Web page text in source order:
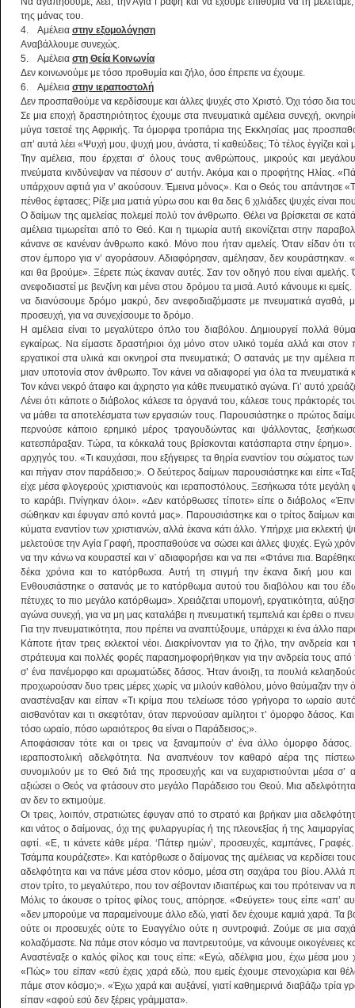
της μάνας του.
4. Αμέλεια στην εξομολόγηση
Αναβάλλουμε συνεχώς.
5. Αμέλεια στη Θεία Κοινωνία
Δεν κοινωνούμε με τόσο προθυμία και ζήλο, όσο έπρεπε να έχουμε.
6. Αμέλεια στην ιεραποστολή
Δεν προσπαθούμε να κερδίσουμε και άλλες ψυχές στο Χριστό. Όχι τόσο δια
Σε μια εποχή δραστηριότητος έχουμε στα πνευματικά αμέλεια συνεχή,
μύγα τσετσέ της Αφρικής. Τα όμορφα τροπάρια της Εκκλησίας μας
απ’ αυτά λέει «Ψυχή μου, ψυχή μου, ἀνάστα, τί καθεύδεις; Τὸ τέλος ἐγγίζει καὶ
Την αμέλεια, που έρχεται σ’ όλους τους ανθρώπους, μικρούς και
πνεύματα κινδύνεψαν να πέσουν σ’ αυτήν. Ακόμα και ο προφήτης Ηλίας.
υπάρχουν αφτιά για ν’ ακούσουν. Έμεινα μόνος». Και ο Θεός του απάντησε
πένθος έφτασες; Ρίξε μια ματιά γύρω σου και θα δεις 6 χιλιάδες ψυχές είναι
Ο δαίμων της αμελείας πολεμεί πολύ τον άνθρωπο. Θέλει να βρίσκεται σε
αμέλεια τιμωρείται από το Θεό. Και η τιμωρία αυτή εικονίζεται στην
κάνανε σε κανέναν άνθρωπο κακό. Μόνο που ήταν αμελείς. Όταν είδαν ότι
στον έμπορο για ν’ αγοράσουν. Αδιαφόρησαν, αμέλησαν, δεν κουράστηκαν.
και θα βρούμε». Ξέρετε πώς έκαναν αυτές. Σαν τον οδηγό που είναι αμελής.
ανεφοδιαστεί με βενζίνη και μένει στου δρόμου τα μισά. Αυτό κάνουμε κι
να διανύσουμε δρόμο μακρύ, δεν ανεφοδιαζόμαστε με πνευματικά αγαθά,
προσευχή, για να συνεχίσουμε το δρόμο.
Η αμέλεια είναι το μεγαλύτερο όπλο του διαβόλου. Δημιουργεί πολλά
εγκαίρως. Να είμαστε δραστήριοι όχι μόνο στον υλικό τομέα αλλά και στον
εργατικοί στα υλικά και οκνηροί στα πνευματικά; Ο σατανάς με την αμέλεια
μιαν υποτονία στον άνθρωπο. Τον κάνει να αδιαφορεί για όλα τα πνευματικά
Τον κάνει νεκρό άταφο και άχρηστο για κάθε πνευματικό αγώνα. Γι’ αυτό
Λένει ότι κάποτε ο διάβολος κάλεσε τα όργανά του, κάλεσε τους πράκτορές
να μάθει τα αποτελέσματα των εργασιών τους. Παρουσιάστηκε ο πρώτος
περνούσε κάποιο ερημικό μέρος τραγουδώντας και ψάλλοντας,
κατεσπάραξαν. Τώρα, τα κόκκαλά τους βρίσκονται κατάσπαρτα στην έρημο».
αρχηγός του. «Τι καυχάσαι, που εξήγειρες τα θηρία εναντίον του σώματος
και πήγαν στον παράδεισο;». Ο δεύτερος δαίμων παρουσιάστηκε και είπε
είχε μέσα φλογερούς χριστιανούς και ιεραποστόλους. Ξεσήκωσα τότε μεγάλη
το καράβι. Πνίγηκαν όλοι». «Δεν κατόρθωσες τίποτε» είπε ο διάβολος
σώθηκαν και έφυγαν από κοντά μας». Παρουσιάστηκε και ο τρίτος δαίμων
κύματα εναντίον των χριστιανών, αλλά έκανα κάτι άλλο. Υπήρχε μια
μελετούσε την Αγία Γραφή, προσπαθούσε να σώσει και άλλες ψυχές. Εγώ
να την κάνω να κουραστεί και ν΄ αδιαφορήσει και να πει «Φτάνει πια.
δέκα χρόνια και το κατόρθωσα. Αυτή τη στιγμή την έκανα δική μου
Ενθουσιάστηκε ο σατανάς με το κατόρθωμα αυτού του διαβόλου και του
πέτυχες το πιο μεγάλο κατόρθωμα». Χρειάζεται υπομονή, εργατικότητα,
αγώνα συνεχή, για να μη μας καταλάβει η πνευματική τεμπελιά και έρθει ο
Για την πνευματικότητα, που πρέπει να αναπτύξουμε, υπάρχει κι ένα άλλο
Κάποτε ήταν τρεις εκλεκτοί νέοι. Διακρίνονταν για το ζήλο, την ανδρεία
στράτευμα και πολλές φορές παρασημοφορήθηκαν για την ανδρεία τους από
σ’ ένα πανέμορφο και αρωματώδες δάσος. Ήταν άνοιξη, τα πουλιά
προχωρούσαν δυο τρεις μέρες χωρίς να μιλούν καθόλου, μόνο θαύμαζαν
αναστέναξαν και είπαν «Τι κρίμα που τελείωσε τόσο γρήγορα το ωραίο
αισθανόταν και τι σκεφτόταν, όταν περνούσαν αμίλητοι τ’ όμορφο δάσος. Και
τόσο ωραίο, πόσο ωραιότερος θα είναι ο Παράδεισος;».
Αποφάσισαν τότε και οι τρεις να ξαναμπούν σ’ ένα άλλο όμορφο
ιεραποστολική αδελφότητα. Να αναπνέουν τον καθαρό αέρα της
συνομιλούν με το Θεό διά της προσευχής και να ευχαριστιούνται μέσα σ’
αξιώσει ο Θεός να φτάσουν στο μεγάλο Παράδεισο του Θεού. Μια αδελφότητα
αν δεν το εκτιμούμε.
Οι τρεις, λοιπόν, στρατιώτες έφυγαν από το στρατό και βρήκαν μια
και νάτος ο δαίμονας, όχι της φυλαργυρίας ή της πλεονεξίας ή της
αφτί. «Ε, τι κάνετε κάθε μέρα. ‘Πάτερ ημών’, προσευχές, καμπάνες,
Τσάμπα κουράζεστε». Και κατόρθωσε ο δαίμονας της αμέλειας να κερδίσει
αδελφότητα και να πάνε μέσα στον κόσμο, μέσα στη σαχάρα του βίου.
στον τρίτο, το μεγαλύτερο, που τον σέβονταν ιδιαιτέρως και του πρότειναν να
Μόλις το άκουσε ο τρίτος φίλος τους, απόρησε. «Φεύγετε» τους είπε «απ’
«δεν μπορούμε να παραμείνουμε άλλο εδώ, γιατί δεν έχουμε καμιά χαρά. Τα
ούτε οι προσευχές ούτε το Ευαγγέλιο ούτε η συντροφιά. Ζούμε σε μια
κολαζόμαστε. Να πάμε στον κόσμο να παντρευτούμε, να κάνουμε οικογένειες
Αναστέναξε ο καλός φίλος και τους είπε: «Εγώ, αδέλφια μου, έχω μέσα μου
«Πώς» του είπαν «εσύ έχεις χαρά εδώ, που εμείς έχουμε στενοχώρια και
πάμε στον κόσμο;». «Έχω χαρά και αυξάνεί, γιατί καθημερινά διαβάζω τρία
είπαν «αφού εσύ δεν ξέρεις γράμματα».